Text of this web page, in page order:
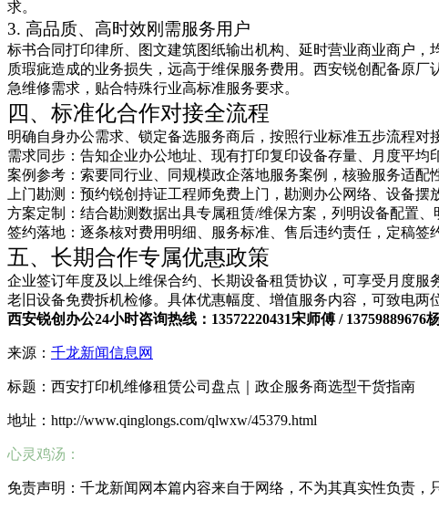
求。
3. 高品质、高时效刚需服务用户
标书合同打印律所、图文建筑图纸输出机构、延时营业商业商户
质瑕疵造成的业务损失，远高于维保服务费用。西安锐创配备原
急维修需求，贴合特殊行业高标准服务要求。
四、标准化合作对接全流程
明确自身办公需求、锁定备选服务商后，按照行业标准五步流程对
需求同步：告知企业办公地址、现有打印复印设备存量、月度平均
案例参考：索要同行业、同规模政企落地服务案例，核验服务适配
上门勘测：预约锐创持证工程师免费上门，勘测办公网络、设备摆
方案定制：结合勘测数据出具专属租赁/维保方案，列明设备配置、
签约落地：逐条核对费用明细、服务标准、售后违约责任，定稿签
五、长期合作专属优惠政策
企业签订年度及以上维保合约、长期设备租赁协议，可享受月度
老旧设备免费拆机检修。具体优惠幅度、增值服务内容，可致电两
西安锐创办公24小时咨询热线：13572220431宋师傅 / 13759889676
来源： 千龙新闻信息网
标题：西安打印机维修租赁公司盘点｜政企服务商选型干货指南
地址：http://www.qinglongs.com/qlwxw/45379.html
心灵鸡汤：
免责声明：千龙新闻网本篇内容来自于网络，不为其真实性负责，